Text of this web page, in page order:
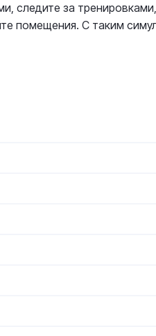
следите за
помещения. С таким